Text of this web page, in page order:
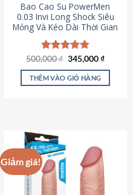
Bao Cao Su PowerMen
0.03 Invi Long Shock Siêu
Mỏng Và Kéo Dài Thời Gian
Được xếp
hạng4.85
5 sao
500,000₫ Giá
là:
500,000 ₫.
345,000₫Giá
tại
THÊM VÀO GIỎ HÀNG
Giảm giá!